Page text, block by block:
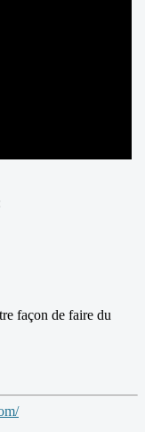
façon de faire du